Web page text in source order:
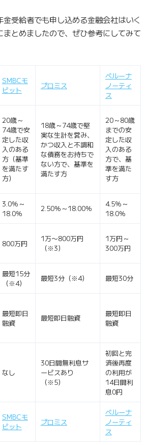
受給者でも申し込める金融会社はいく
まとめましたので、ぜひ参考にしてみて
SMBCモ
ビット
プロミス
ベルーナ
ノーティ
ス
20歳～
74歳で安
定した収
入のある
方（基準
を満たす
方）
18歳～74歳で堅
実な生計を営み、
かつ収入と不調和
な債務をお持ちで
ない方で、基準を
満たす方
20～80歳
までの安
定した収
入のある
方で、基
準を満た
す方
3.0％～
18.0％
2.50％～18.00％
4.5％～
18.0％
800万円
1万〜800万円
（※3）
1万円～
300万円
最短15分
（※4）
最短3分（※4） 最短30分
最短即日
融資
最短即日融資
最短即日
融資
なし
30日間無利息サ
ービスあり
（※5）
初回と完
済後再度
の利用が
14日間利
息0円
SMBCモ
ビット
プロミス
ベルーナ
ノーティ
ス